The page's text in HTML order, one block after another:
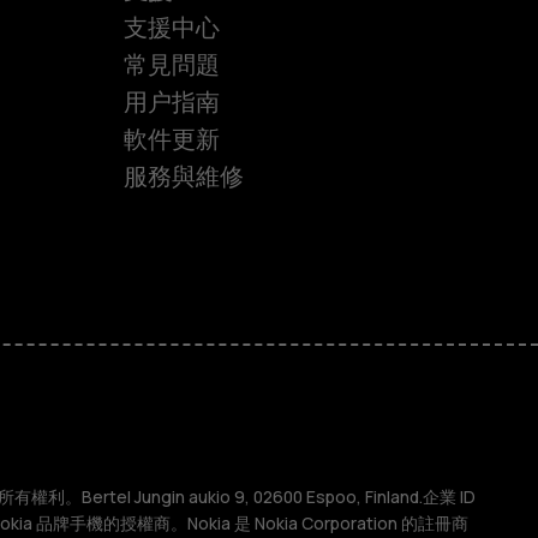
支援中心
常見問題
用户指南
軟件更新
服務與維修
有權利。Bertel Jungin aukio 9, 02600 Espoo, Finland.企業 ID
品牌手機的授權商。Nokia 是 Nokia Corporation 的註冊商